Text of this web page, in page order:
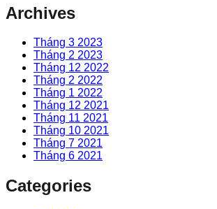
Archives
Tháng 3 2023
Tháng 2 2023
Tháng 12 2022
Tháng 2 2022
Tháng 1 2022
Tháng 12 2021
Tháng 11 2021
Tháng 10 2021
Tháng 7 2021
Tháng 6 2021
Categories